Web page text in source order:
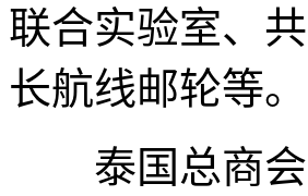
联合实验室、
长航线邮轮等。
泰国总商会